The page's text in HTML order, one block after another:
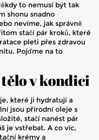
to nemusí být tak
shonu snadno
nevíme, jak správně
stačí pár kroků, které
pleti přes zdravou
Pojďme na to
v kondici
které ji hydratují a
jsou přírodní oleje s
stačí nanést pár
je vstřebat. A co víc,
krémy a